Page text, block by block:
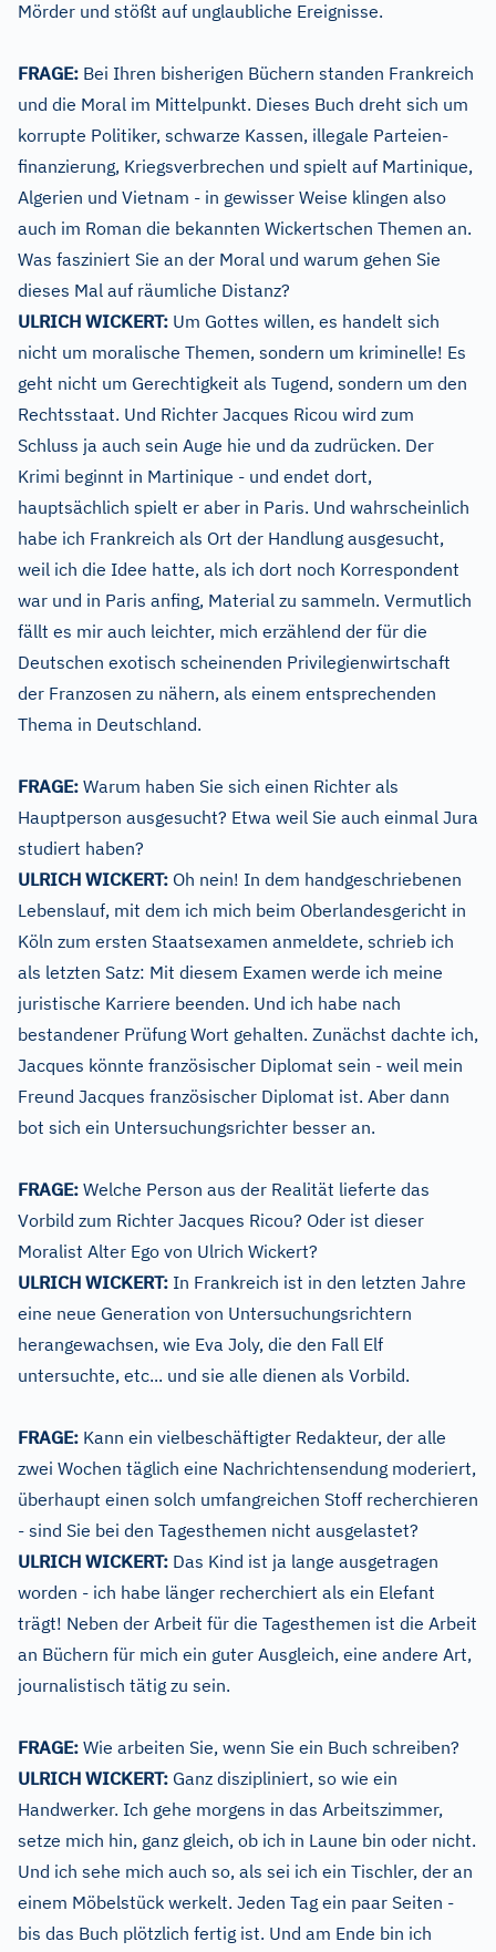
Mörder und stößt auf unglaubliche Ereignisse.
FRAGE: Bei Ihren bisherigen Büchern standen Frankreich
und die Moral im Mittelpunkt. Dieses Buch dreht sich um
korrupte Politiker, schwarze Kassen, illegale Parteien-
finanzierung, Kriegsverbrechen und spielt auf Martinique,
Algerien und Vietnam - in gewisser Weise klingen also
auch im Roman die bekannten Wickertschen Themen an.
Was fasziniert Sie an der Moral und warum gehen Sie
dieses Mal auf räumliche Distanz?
ULRICH WICKERT: Um Gottes willen, es handelt sich
nicht um moralische Themen, sondern um kriminelle! Es
geht nicht um Gerechtigkeit als Tugend, sondern um den
Rechtsstaat. Und Richter Jacques Ricou wird zum
Schluss ja auch sein Auge hie und da zudrücken. Der
Krimi beginnt in Martinique - und endet dort,
hauptsächlich spielt er aber in Paris. Und wahrscheinlich
habe ich Frankreich als Ort der Handlung ausgesucht,
weil ich die Idee hatte, als ich dort noch Korrespondent
war und in Paris anfing, Material zu sammeln. Vermutlich
fällt es mir auch leichter, mich erzählend der für die
Deutschen exotisch scheinenden Privilegienwirtschaft
der Franzosen zu nähern, als einem entsprechenden
Thema in Deutschland.
FRAGE: Warum haben Sie sich einen Richter als
Hauptperson ausgesucht? Etwa weil Sie auch einmal Jura
studiert haben?
ULRICH WICKERT: Oh nein! In dem handgeschriebenen
Lebenslauf, mit dem ich mich beim Oberlandesgericht in
Köln zum ersten Staatsexamen anmeldete, schrieb ich
als letzten Satz: Mit diesem Examen werde ich meine
juristische Karriere beenden. Und ich habe nach
bestandener Prüfung Wort gehalten. Zunächst dachte ich,
Jacques könnte französischer Diplomat sein - weil mein
Freund Jacques französischer Diplomat ist. Aber dann
bot sich ein Untersuchungsrichter besser an.
FRAGE: Welche Person aus der Realität lieferte das
Vorbild zum Richter Jacques Ricou? Oder ist dieser
Moralist Alter Ego von Ulrich Wickert?
ULRICH WICKERT: In Frankreich ist in den letzten Jahre
eine neue Generation von Untersuchungsrichtern
herangewachsen, wie Eva Joly, die den Fall Elf
untersuchte, etc... und sie alle dienen als Vorbild.
FRAGE: Kann ein vielbeschäftigter Redakteur, der alle
zwei Wochen täglich eine Nachrichtensendung moderiert,
überhaupt einen solch umfangreichen Stoff recherchieren
- sind Sie bei den Tagesthemen nicht ausgelastet?
ULRICH WICKERT: Das Kind ist ja lange ausgetragen
worden - ich habe länger recherchiert als ein Elefant
trägt! Neben der Arbeit für die Tagesthemen ist die Arbeit
an Büchern für mich ein guter Ausgleich, eine andere Art,
journalistisch tätig zu sein.
FRAGE: Wie arbeiten Sie, wenn Sie ein Buch schreiben?
ULRICH WICKERT: Ganz diszipliniert, so wie ein
Handwerker. Ich gehe morgens in das Arbeitszimmer,
setze mich hin, ganz gleich, ob ich in Laune bin oder nicht.
Und ich sehe mich auch so, als sei ich ein Tischler, der an
einem Möbelstück werkelt. Jeden Tag ein paar Seiten -
bis das Buch plötzlich fertig ist. Und am Ende bin ich